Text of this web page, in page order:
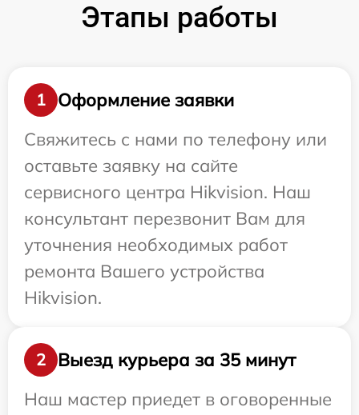
Этапы работы
1
Оформление заявки
Свяжитесь с нами по телефону или
оставьте заявку на сайте
сервисного центра Hikvision. Наш
консультант перезвонит Вам для
уточнения необходимых работ
ремонта Вашего устройства
Hikvision.
2
Выезд курьера за 35 минут
Наш мастер приедет в оговоренные